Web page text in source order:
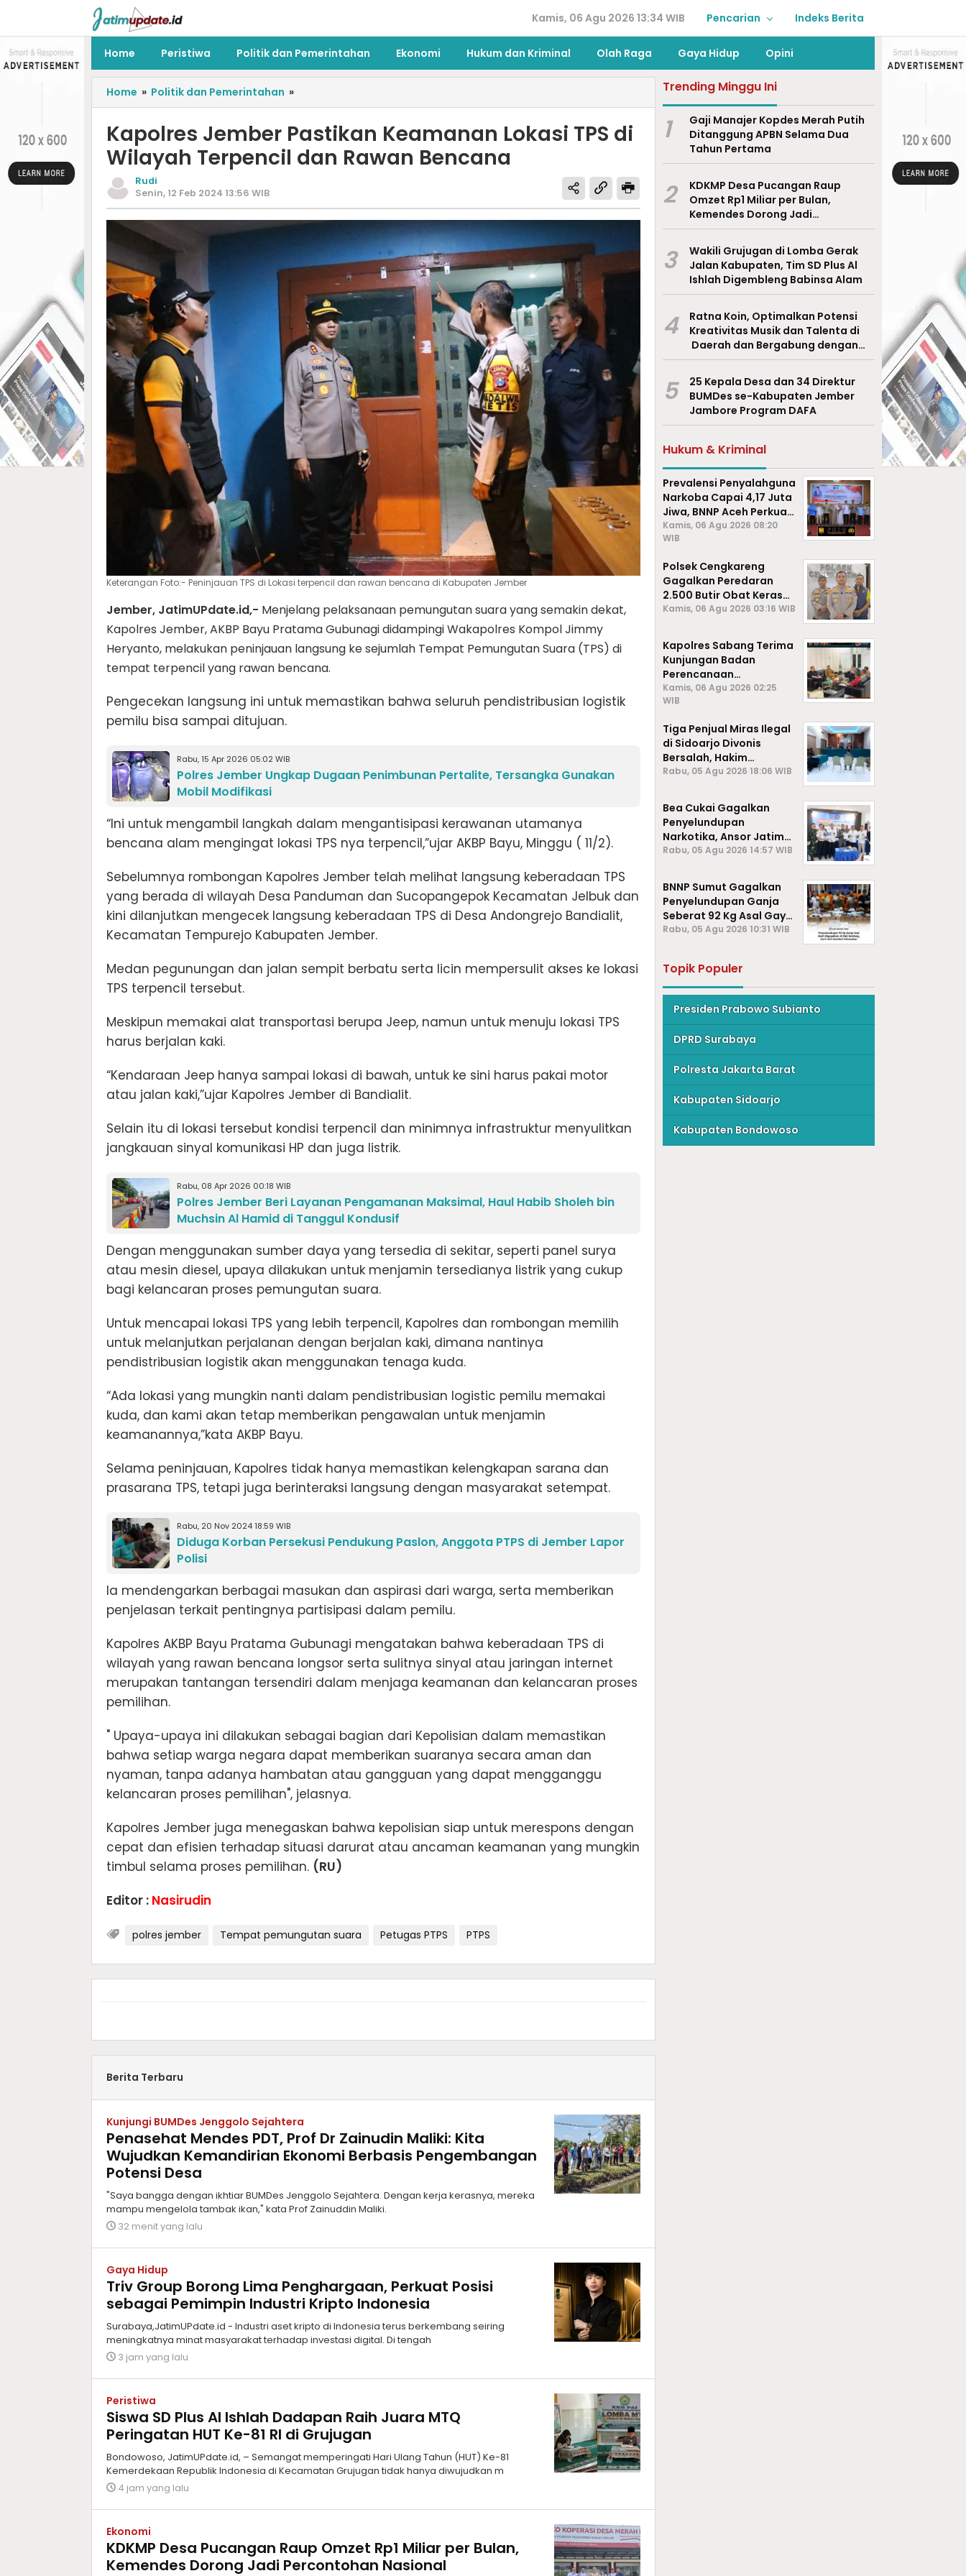
Kamis, 06 Agu 2026 13:34 WIB Pencarian Indeks Berita
Home Peristiwa Politik dan Pemerintahan Ekonomi Hukum dan Kriminal Olah Raga Gaya Hidup Opini
Home » Politik dan Pemerintahan »
Kapolres Jember Pastikan Keamanan Lokasi TPS di
Wilayah Terpencil dan Rawan Bencana
Rudi
Senin, 12 Feb 2024 13:56 WIB
Keterangan Foto:- Peninjauan TPS di Lokasi terpencil dan rawan bencana di Kabupaten Jember
Jember, JatimUPdate.id,- Menjelang pelaksanaan pemungutan suara yang semakin dekat,
Kapolres Jember, AKBP Bayu Pratama Gubunagi didampingi Wakapolres Kompol Jimmy
Heryanto, melakukan peninjauan langsung ke sejumlah Tempat Pemungutan Suara (TPS) di
tempat terpencil yang rawan bencana.
Pengecekan langsung ini untuk memastikan bahwa seluruh pendistribusian logistik
pemilu bisa sampai ditujuan.
Rabu, 15 Apr 2026 05:02 WIB
Polres Jember Ungkap Dugaan Penimbunan Pertalite, Tersangka Gunakan
Mobil Modifikasi
“Ini untuk mengambil langkah dalam mengantisipasi kerawanan utamanya
bencana alam mengingat lokasi TPS nya terpencil,”ujar AKBP Bayu, Minggu ( 11/2).
Sebelumnya rombongan Kapolres Jember telah melihat langsung keberadaan TPS
yang berada di wilayah Desa Panduman dan Sucopangepok Kecamatan Jelbuk dan
kini dilanjutkan mengecek langsung keberadaan TPS di Desa Andongrejo Bandialit,
Kecamatan Tempurejo Kabupaten Jember.
Medan pegunungan dan jalan sempit berbatu serta licin mempersulit akses ke lokasi
TPS terpencil tersebut.
Meskipun memakai alat transportasi berupa Jeep, namun untuk menuju lokasi TPS
harus berjalan kaki.
“Kendaraan Jeep hanya sampai lokasi di bawah, untuk ke sini harus pakai motor
atau jalan kaki,”ujar Kapolres Jember di Bandialit.
Selain itu di lokasi tersebut kondisi terpencil dan minimnya infrastruktur menyulitkan
jangkauan sinyal komunikasi HP dan juga listrik.
Rabu, 08 Apr 2026 00:18 WIB
Polres Jember Beri Layanan Pengamanan Maksimal, Haul Habib Sholeh bin
Muchsin Al Hamid di Tanggul Kondusif
Dengan menggunakan sumber daya yang tersedia di sekitar, seperti panel surya
atau mesin diesel, upaya dilakukan untuk menjamin tersedianya listrik yang cukup
bagi kelancaran proses pemungutan suara.
Untuk mencapai lokasi TPS yang lebih terpencil, Kapolres dan rombongan memilih
untuk melanjutkan perjalanan dengan berjalan kaki, dimana nantinya
pendistribusian logistik akan menggunakan tenaga kuda.
“Ada lokasi yang mungkin nanti dalam pendistribusian logistic pemilu memakai
kuda, dan kami akan tetap memberikan pengawalan untuk menjamin
keamanannya,”kata AKBP Bayu.
Selama peninjauan, Kapolres tidak hanya memastikan kelengkapan sarana dan
prasarana TPS, tetapi juga berinteraksi langsung dengan masyarakat setempat.
Rabu, 20 Nov 2024 18:59 WIB
Diduga Korban Persekusi Pendukung Paslon, Anggota PTPS di Jember Lapor
Polisi
Ia mendengarkan berbagai masukan dan aspirasi dari warga, serta memberikan
penjelasan terkait pentingnya partisipasi dalam pemilu.
Kapolres AKBP Bayu Pratama Gubunagi mengatakan bahwa keberadaan TPS di
wilayah yang rawan bencana longsor serta sulitnya sinyal atau jaringan internet
merupakan tantangan tersendiri dalam menjaga keamanan dan kelancaran proses
pemilihan.
" Upaya-upaya ini dilakukan sebagai bagian dari Kepolisian dalam memastikan
bahwa setiap warga negara dapat memberikan suaranya secara aman dan
nyaman, tanpa adanya hambatan atau gangguan yang dapat mengganggu
kelancaran proses pemilihan", jelasnya.
Kapolres Jember juga menegaskan bahwa kepolisian siap untuk merespons dengan
cepat dan efisien terhadap situasi darurat atau ancaman keamanan yang mungkin
timbul selama proses pemilihan. (RU)
Editor : Nasirudin
polres jember Tempat pemungutan suara Petugas PTPS PTPS
Berita Terbaru
Kunjungi BUMDes Jenggolo Sejahtera
Penasehat Mendes PDT, Prof Dr Zainudin Maliki: Kita
Wujudkan Kemandirian Ekonomi Berbasis Pengembangan
Potensi Desa
"Saya bangga dengan ikhtiar BUMDes Jenggolo Sejahtera. Dengan kerja kerasnya, mereka
mampu mengelola tambak ikan," kata Prof Zainuddin Maliki.
32 menit yang lalu
Gaya Hidup
Triv Group Borong Lima Penghargaan, Perkuat Posisi
sebagai Pemimpin Industri Kripto Indonesia
Surabaya,JatimUPdate.id - Industri aset kripto di Indonesia terus berkembang seiring
meningkatnya minat masyarakat terhadap investasi digital. Di tengah
3 jam yang lalu
Peristiwa
Siswa SD Plus Al Ishlah Dadapan Raih Juara MTQ
Peringatan HUT Ke-81 RI di Grujugan
Bondowoso, JatimUPdate.id, – Semangat memperingati Hari Ulang Tahun (HUT) Ke-81
Kemerdekaan Republik Indonesia di Kecamatan Grujugan tidak hanya diwujudkan m
4 jam yang lalu
Ekonomi
KDKMP Desa Pucangan Raup Omzet Rp1 Miliar per Bulan,
Kemendes Dorong Jadi Percontohan Nasional
Trending Minggu Ini
1
Gaji Manajer Kopdes Merah Putih
Ditanggung APBN Selama Dua
Tahun Pertama
2
KDKMP Desa Pucangan Raup
Omzet Rp1 Miliar per Bulan,
Kemendes Dorong Jadi
Percontohan Nasional
3
Wakili Grujugan di Lomba Gerak
Jalan Kabupaten, Tim SD Plus Al
Ishlah Digembleng Babinsa Alam
4
Ratna Koin, Optimalkan Potensi
Kreativitas Musik dan Talenta di
Daerah dan Bergabung dengan
Ekraf Pasuruan
5
25 Kepala Desa dan 34 Direktur
BUMDes se-Kabupaten Jember
Jambore Program DAFA
Hukum & Kriminal
Prevalensi Penyalahguna
Narkoba Capai 4,17 Juta
Jiwa, BNNP Aceh Perkuat
P4GN di Subulussalam
Kamis, 06 Agu 2026 08:20
WIB
Polsek Cengkareng
Gagalkan Peredaran
2.500 Butir Obat Keras
Daftar G, Satu Pengedar
Kamis, 06 Agu 2026 03:16 WIB
Kapolres Sabang Terima
Kunjungan Badan
Perencanaan
Pembangunan Daerah
(BAPPEDA) Kota Sabang,
Kamis, 06 Agu 2026 02:25
WIB
Tiga Penjual Miras Ilegal
di Sidoarjo Divonis
Bersalah, Hakim
Jatuhkan Denda hingga
Rabu, 05 Agu 2026 18:06 WIB
Bea Cukai Gagalkan
Penyelundupan
Narkotika, Ansor Jatim
Negara Tak Kalah dari
Rabu, 05 Agu 2026 14:57 WIB
BNNP Sumut Gagalkan
Penyelundupan Ganja
Seberat 92 Kg Asal Gayo
Lues, Aceh.
Rabu, 05 Agu 2026 10:31 WIB
Topik Populer
Presiden Prabowo Subianto
DPRD Surabaya
Polresta Jakarta Barat
Kabupaten Sidoarjo
Kabupaten Bondowoso